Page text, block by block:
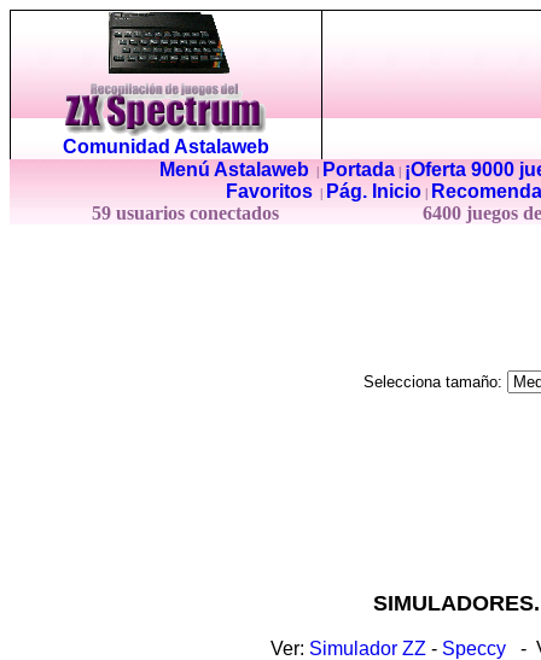
Comunidad Astalaweb
Menú Astalaweb| Portada|
¡Oferta 9000
Favoritos
Pág. Inicio
59 usuarios conectados
6400 juegos
Selecciona tamaño:
Ver: Simulador ZZ - Speccy -